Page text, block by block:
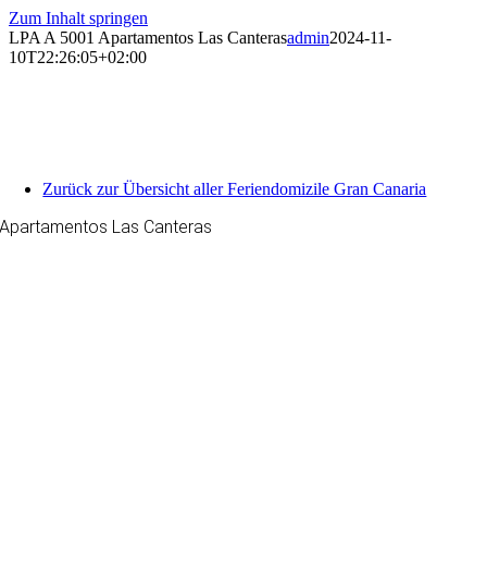
Zum Inhalt springen
LPA A 5001 Apartamentos Las Canterasadmin2024-11-
10T22:26:05+02:00
Zurück zur Übersicht aller Feriendomizile Gran Canaria
Apartamentos Las Canteras